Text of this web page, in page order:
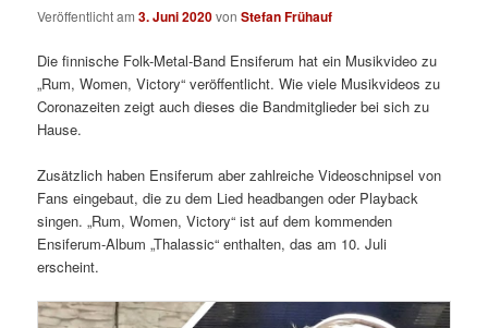
Veröffentlicht am3. Juni 2020vonStefan Frühauf
Die finnische Folk-Metal-Band Ensiferum hat ein Musikvideo zu
„Rum, Women, Victory“ veröffentlicht. Wie viele Musikvideos zu
Coronazeiten zeigt auch dieses die Bandmitglieder bei sich zu
Hause.
Zusätzlich haben Ensiferum aber zahlreiche Videoschnipsel von
Fans eingebaut, die zu dem Lied headbangen oder Playback
singen. „Rum, Women, Victory“ ist auf dem kommenden
Ensiferum-Album „Thalassic“ enthalten, das am 10. Juli
erscheint.